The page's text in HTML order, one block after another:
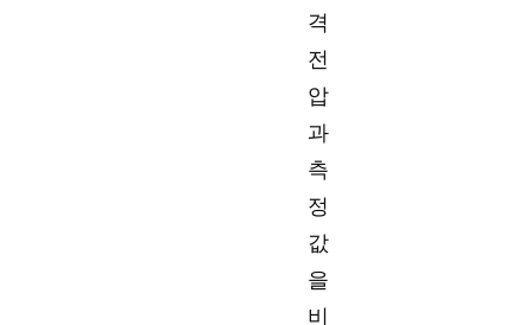
격
전
압
과
측
정
값
을
비